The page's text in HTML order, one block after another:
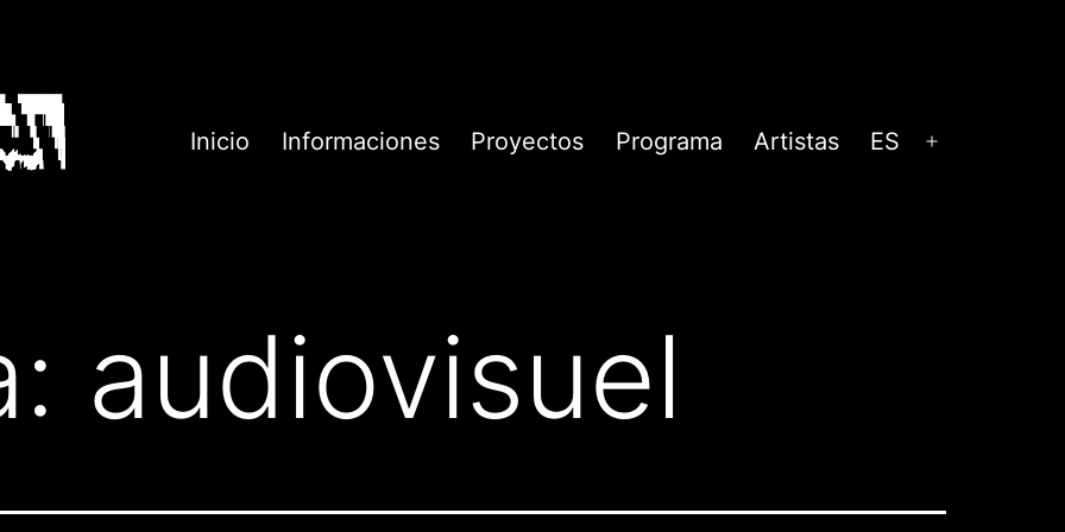
Inicio Informaciones Proyectos Programa Artistas ES
audiovisuel